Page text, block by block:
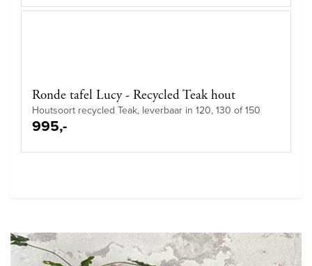
Ronde tafel Lucy - Recycled Teak hout
Houtsoort recycled Teak, leverbaar in 120, 130 of 150
995,-